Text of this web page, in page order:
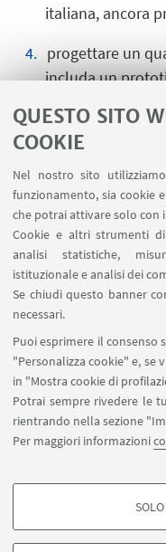
QUESTO SITO
COOKIE
Nel nostro sito
funzionamento, sia cookie
che potrai attivare solo con
Cookie e altri strumenti
analisi statistiche,
istituzionale e analisi dei
Se chiudi questo banner
necessari.
Puoi esprimere il
"Personalizza cookie" e, se
in "Mostra cookie di
Potrai sempre rivedere le
rientrando nella sezione
Per maggiori informazioni
COOKIE DI
italiana, ancora
progettare un
includa un
informazioni sul
dell'approccio
Durata del
24 mesi
Key words
DNA phenotyping
Inquadramento
Sicurezza sociale
Diritti umani e